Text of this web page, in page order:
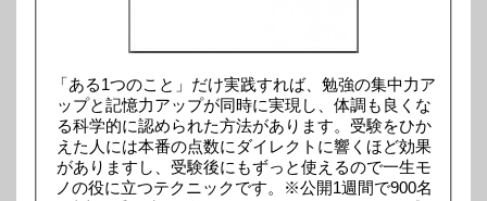
「ある1つのこと」だけ実践すれば、勉強の集中力ア
ップと記憶力アップが同時に実現し、体調も良くな
る科学的に認められた方法があります。受験をひか
えた人には本番の点数にダイレクトに響くほど効果
がありますし、受験後にもずっと使えるので一生モ
ノの役に立つテクニックです。※公開1週間で900名